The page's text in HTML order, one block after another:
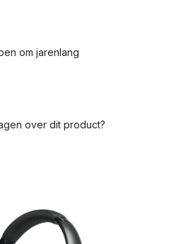
om jarenlang
over dit product?